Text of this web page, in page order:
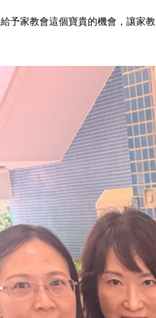
予家教會這個寶貴的機會，讓家